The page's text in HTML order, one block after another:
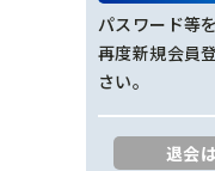
施工管理
創意工夫
パスワード等
再度新規会員
さい。
退会